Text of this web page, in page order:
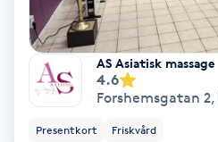
Sockring
Spa manikyr & pedikyr
AS Asiatisk massage
4.6
Forshemsgatan 2,
Presentkort Friskvård